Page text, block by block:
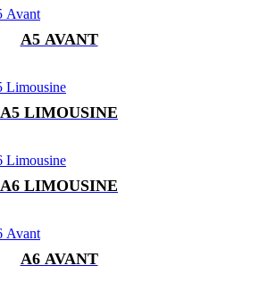
A5 AVANT
A5 LIMOUSINE
A6 LIMOUSINE
A6 AVANT